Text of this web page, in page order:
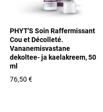
PHYT'S Soin Raffermissant
Cou et Décolleté.
Vananemisvastane
dekoltee- ja kaelakreem, 50
ml
76,50 €